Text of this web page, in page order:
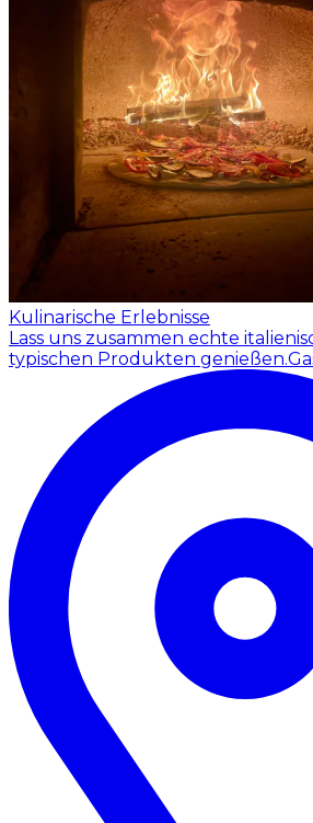
Kulinarische Erlebnisse
Lass uns zusammen echte
typischen Produkten genießen.